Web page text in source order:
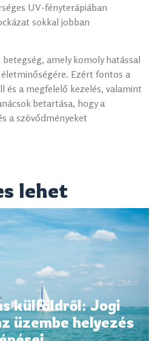
UV-fényterápiában
sokkal jobban
amely komoly hatással
Ezért fontos a
és a megfelelő kezelés, valamint
betartása, hogy a
a szövődményeket
lehet
külföldről: Jogi
üzembe helyezés